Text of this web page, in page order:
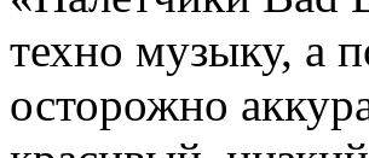
техно музыку, а
осторожно